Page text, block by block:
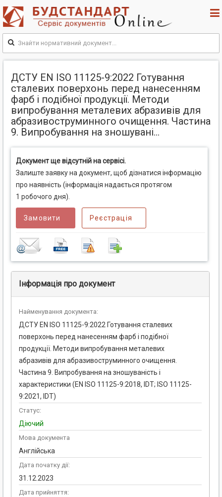
ДСТУ EN ISO 11125-9:2022 Готування
сталевих поверхонь перед нанесенням
фарб і подібної продукції. Методи
випробування металевих абразивів для
абразивоструминного очищення. Частина
9. Випробування на зношувані...
Документ ще відсутній на сервісі.
Залиште заявку на документ, щоб дізнатися інформацію
про наявність (інформація надається протягом
1 робочого дня).
Замовити Реєстрація
Інформація про документ
Найменування документа:
ДСТУ EN ISO 11125-9:2022 Готування сталевих
поверхонь перед нанесенням фарб і подібної
продукції. Методи випробування металевих
абразивів для абразивоструминного очищення.
Частина 9. Випробування на зношуваність і
характеристики (EN ISO 11125-9:2018, IDT; ISO 11125-
9:2021, IDT)
Статус:
Діючий
Мова документа
Англійська
Дата початку дії:
31.12.2023
Дата прийняття: